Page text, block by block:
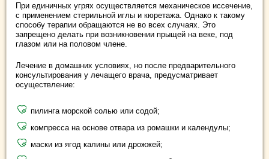
При единичных угрях осуществляется механическое иссечение,
с применением стерильной иглы и кюретажа. Однако к такому
способу терапии обращаются не во всех случаях. Это
запрещено делать при возникновении прыщей на веке, под
глазом или на половом члене.
Лечение в домашних условиях, но после предварительного
консультирования у лечащего врача, предусматривает
осуществление:
пилинга морской солью или содой;
компресса на основе отвара из ромашки и календулы;
маски из ягод калины или дрожжей;